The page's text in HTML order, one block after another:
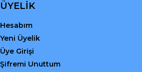
ÜYELİK
Hesabım
Yeni Üyelik
Üye Girişi
Şifremi Unuttum